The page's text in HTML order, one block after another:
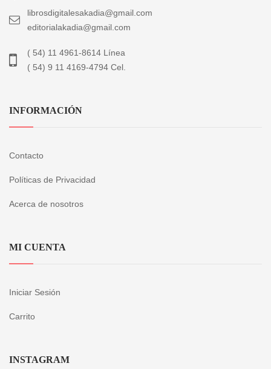
librosdigitalesakadia@gmail.com
editorialakadia@gmail.com
( 54) 11 4961-8614 Línea
( 54) 9 11 4169-4794 Cel.
INFORMACIÓN
Contacto
Políticas de Privacidad
Acerca de nosotros
MI CUENTA
Iniciar Sesión
Carrito
INSTAGRAM